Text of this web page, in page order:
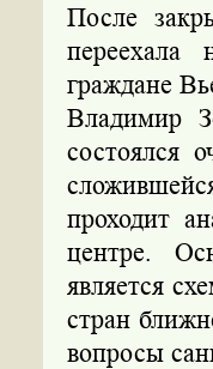
После
граждане
Владимир
состоялся
проходит
центре.
является
стран
вопросы